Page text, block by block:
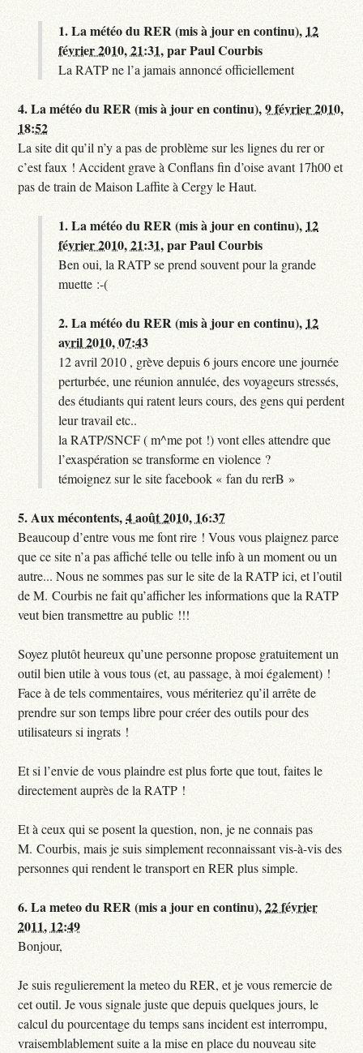
1.La météo du RER (mis à jour en continu), 12
février 2010, 21:31,parPaul Courbis
La RATP ne l’a jamais annoncé officiellement
4.La météo du RER (mis à jour en continu),9 février 2010,
18:52
La site dit qu’il n’y a pas de problème sur les lignes du rer or
c’est faux ! Accident grave à Conflans fin d’oise avant 17h00 et
pas de train de Maison Laffite à Cergy le Haut.
1.La météo du RER (mis à jour en continu), 12
février 2010, 21:31,parPaul Courbis
Ben oui, la RATP se prend souvent pour la grande
muette :-(
2.La météo du RER (mis à jour en continu), 12
avril 2010, 07:43
12 avril 2010 , grève depuis 6 jours encore une journée
perturbée, une réunion annulée, des voyageurs stressés,
des étudiants qui ratent leurs cours, des gens qui perdent
leur travail etc..
la RATP/SNCF ( m^me pot !) vont elles attendre que
l’exaspération se transforme en violence ?
témoignez sur le site facebook « fan du rerB »
5.Aux mécontents,4 août 2010, 16:37
Beaucoup d’entre vous me font rire ! Vous vous plaignez parce
que ce site n’a pas affiché telle ou telle info à un moment ou un
autre... Nous ne sommes pas sur le site de la RATP ici, et l’outil
de M. Courbis ne fait qu’afficher les informations que la RATP
veut bien transmettre au public !!!
Soyez plutôt heureux qu’une personne propose gratuitement un
outil bien utile à vous tous (et, au passage, à moi également) !
Face à de tels commentaires, vous mériteriez qu’il arrête de
prendre sur son temps libre pour créer des outils pour des
utilisateurs si ingrats !
Et si l’envie de vous plaindre est plus forte que tout, faites le
directement auprès de la RATP !
Et à ceux qui se posent la question, non, je ne connais pas
M. Courbis, mais je suis simplement reconnaissant vis-à-vis des
personnes qui rendent le transport en RER plus simple.
6.La meteo du RER (mis a jour en continu),22 février
2011, 12:49
Bonjour,
Je suis regulierement la meteo du RER, et je vous remercie de
cet outil. Je vous signale juste que depuis quelques jours, le
calcul du pourcentage du temps sans incident est interrompu,
vraisemblablement suite a la mise en place du nouveau site